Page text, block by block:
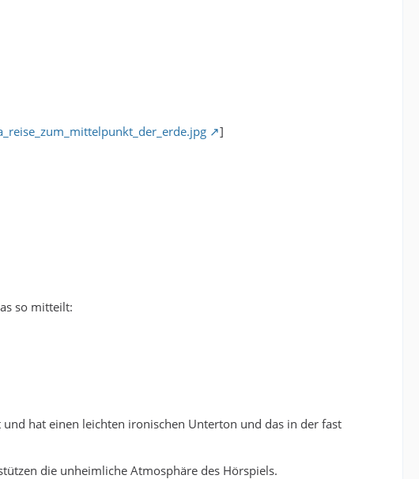
]
so mitteilt:
hat einen leichten ironischen Unterton und das in der fast
die unheimliche Atmosphäre des Hörspiels.